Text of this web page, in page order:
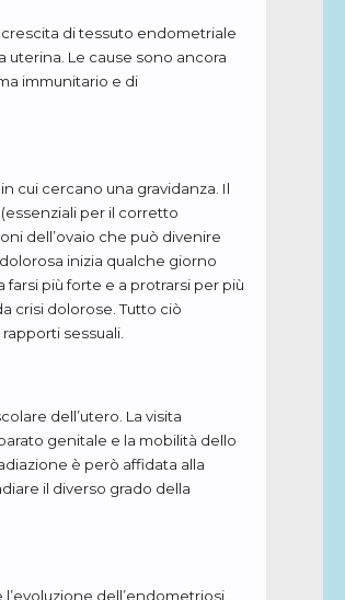
di tessuto endometriale
Le cause sono ancora
immunitario e di
cui cercano una gravidanza. Il
per il corretto
dell’ovaio che può divenire
inizia qualche giorno
più forte e a protrarsi per più
crisi dolorose. Tutto ciò
sessuali.
dell’utero. La visita
genitale e la mobilità dello
è però affidata alla
il diverso grado della
dell’endometriosi.